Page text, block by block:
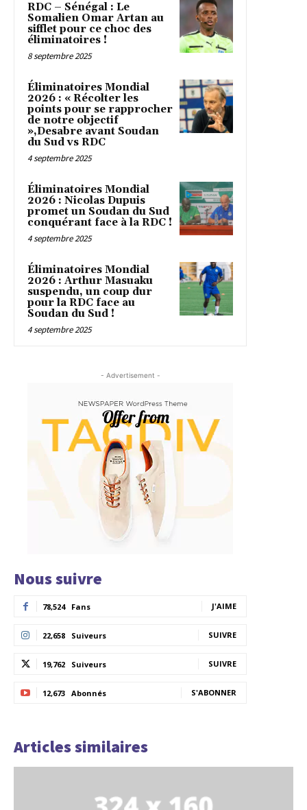
RDC – Sénégal : Le
Somalien Omar Artan au
sifflet pour ce choc des
éliminatoires !
8 septembre 2025
Éliminatoires Mondial
2026 : « Récolter les
points pour se rapprocher
de notre objectif
»,Desabre avant Soudan
du Sud vs RDC
4 septembre 2025
Éliminatoires Mondial
2026 : Nicolas Dupuis
promet un Soudan du Sud
conquérant face à la RDC !
4 septembre 2025
Éliminatoires Mondial
2026 : Arthur Masuaku
suspendu, un coup dur
pour la RDC face au
Soudan du Sud !
4 septembre 2025
- Advertisement -
Nous suivre
78,524 Fans J'AIME
22,658 Suiveurs SUIVRE
19,762 Suiveurs SUIVRE
12,673 Abonnés S'ABONNER
Articles similaires